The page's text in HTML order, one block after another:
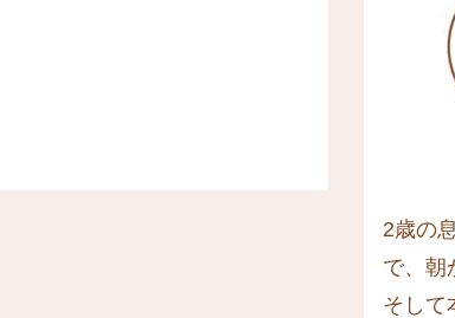
ブ
2歳の
で、朝
そして